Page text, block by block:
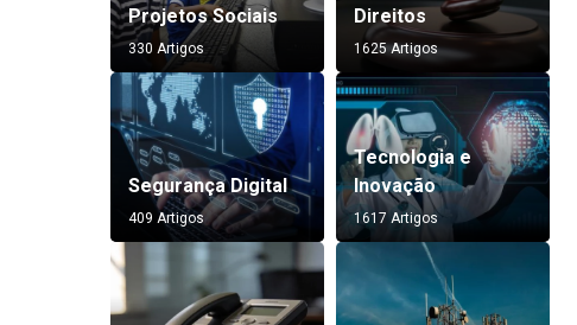
Projetos Sociais
330 Artigos
Direitos
1625 Artigos
Segurança Digital
409 Artigos
Tecnologia e
Inovação
1617 Artigos